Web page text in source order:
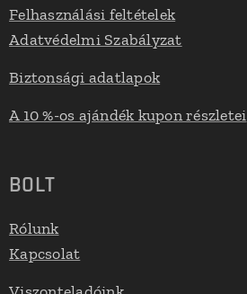
Felhasználási feltételek
Adatvédelmi Szabályzat
Biztonsági adatlapok
A 10 %-os ajándék kupon részletei
BOLT
Rólunk
Kapcsolat